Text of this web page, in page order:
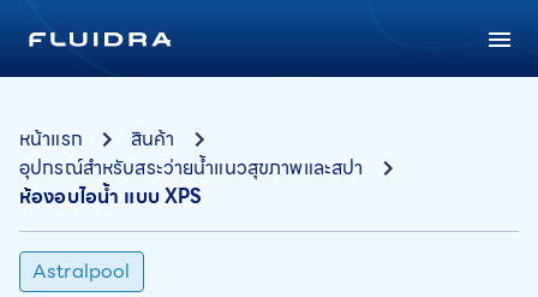
หน้าแรก
สินค้า
อุปกรณ์สำหรับสระว่ายน้ำแนวสุขภาพและสปา
ห้องอบไอน้ำ แบบ XPS
Astralpool